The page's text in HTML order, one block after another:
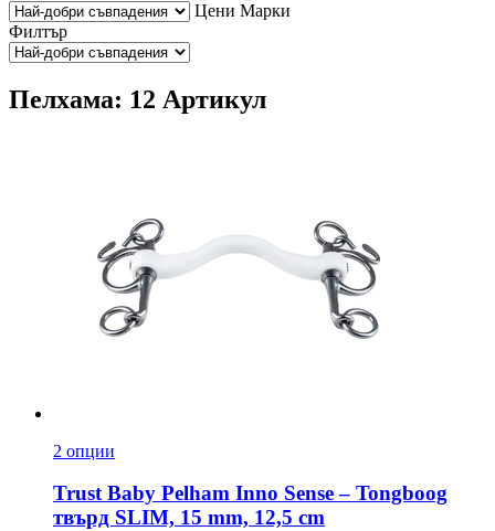
Цени Марки
Филтър
Пелхама: 12 Артикул
2 опции
TrustBaby Pelham Inno Sense – Tongboog
твърд SLIM, 15 mm, 12,5 cm